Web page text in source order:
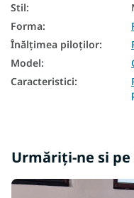
Stil:
Forma:
Înălțimea piloților:
Model:
Caracteristici:
Urmăriți-ne si